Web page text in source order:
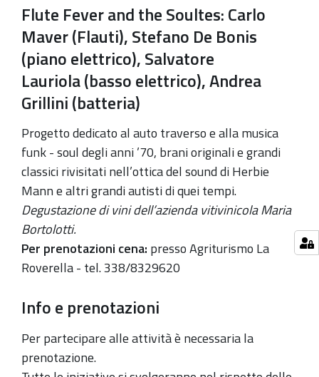
De
Bonis,
Salvatore
Lauriola,
Andrea
Grillini
2021-
06-
20T17:00:00+02:00
2021-
06-
20T20:00:00+02:00
Flute Fever and the Soultes: Carlo
Maver (Flauti),Stefano De Bonis
(piano elettrico), Salvatore
Lauriola(basso elettrico), Andrea
Grillini (batteria)
Progetto dedicato al auto traverso e alla musica
funk - soul degli anni ’70, brani originali e grandi
classici rivisitati nell’ottica del sound di Herbie
Mann e altri grandi autisti di quei tempi.
Degustazione di vini dell’azienda vitivinicola Maria
Bortolotti.
Per prenotazioni cena: presso Agriturismo La
Roverella - tel. 338/8329620
Info e prenotazioni
Per partecipare alle attività è necessaria la
prenotazione.